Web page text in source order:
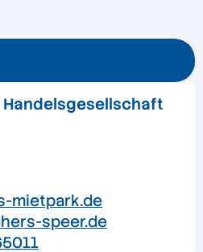
Handelsgesellschaft
mietpark.de
speer.de